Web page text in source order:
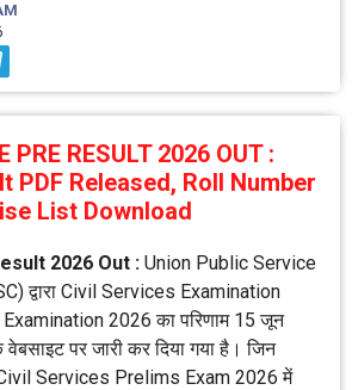
PRE RESULT 2026 OUT :
PDF Released, Roll Number
List Download
2026 Out : Union Public Service
द्वारा Civil Services Examination
2026 का परिणाम 15 जून
पर जारी कर दिया गया है। जिन
Civil Services Prelims Exam 2026 में